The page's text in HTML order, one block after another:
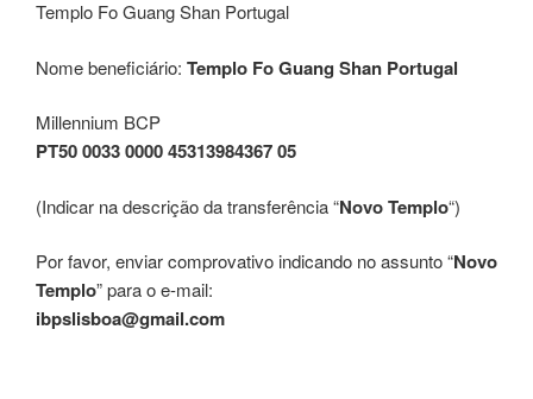
Templo Fo Guang Shan Portugal
Nome beneficiário: Templo Fo Guang Shan Portugal
Millennium BCP
PT50 0033 0000 45313984367 05
(Indicar na descrição da transferência “Novo Templo“)
Por favor, enviar comprovativo indicando no assunto “Novo
Templo” para o e-mail:
ibpslisboa@gmail.com